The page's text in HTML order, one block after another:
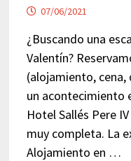
07/06/2021
¿Buscando una
Valentín?
(alojamiento, cena,
un acontecimiento
Hotel Sallés Pere
muy completa. La
Alojamiento en …